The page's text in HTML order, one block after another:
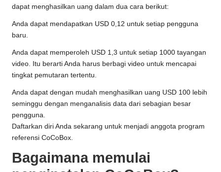
dapat menghasilkan uang dalam dua cara berikut:
Anda dapat mendapatkan USD 0,12 untuk setiap pengguna
baru.
Anda dapat memperoleh USD 1,3 untuk setiap 1000 tayangan
video. Itu berarti Anda harus berbagi video untuk mencapai
tingkat pemutaran tertentu.
Anda dapat dengan mudah menghasilkan uang USD 100 lebih
seminggu dengan menganalisis data dari sebagian besar
pengguna.
Daftarkan diri Anda sekarang untuk menjadi anggota program
referensi CoCoBox.
Bagaimana memulai